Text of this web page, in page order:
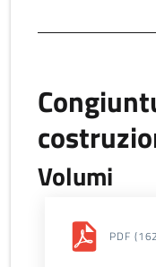
Volumi
PDF